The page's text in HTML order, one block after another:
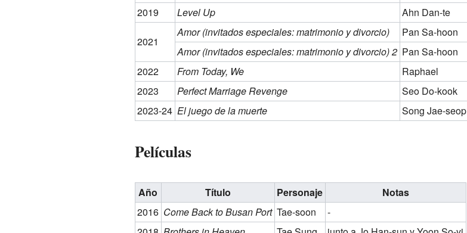
2019
Level Up Ahn Dan-te
2021
Amor (invitados especiales: matrimonio y divorcio) Pan Sa-hoon
Amor (invitados especiales: matrimonio y divorcio) 2 Pan Sa-hoon
2022
From Today, We Raphael
2023
Perfect Marriage Revenge Seo Do-kook
2023-24 El juego de la muerte Song Jae-seop
Películas
Año Título Personaje
Notas
2016 Come Back to Busan Port Tae-soon
-